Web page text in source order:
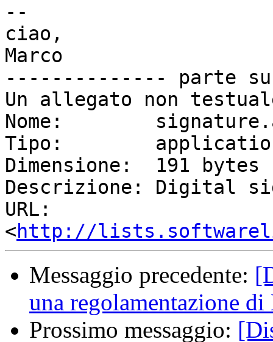
--
ciao,
Marco
-------------- parte
Un allegato non
Nome:
Tipo:
Dimensione:  191 bytes
Descrizione: Digital
URL:
<http://
Messaggio precedente:
una regolamentazione
Prossimo messaggio: